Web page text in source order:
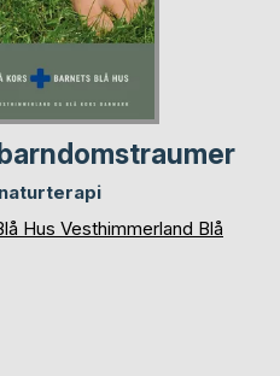
Hus Vesthimmerland Blå